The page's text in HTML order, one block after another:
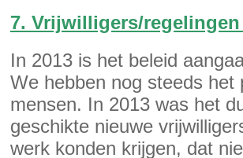
7. Vrijwilligers/
In 2013 is het beleid
We hebben nog steeds
mensen. In 2013 was het
geschikte nieuwe
werk konden krijgen, dat